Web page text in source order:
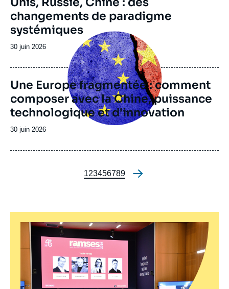
changements de paradigme
systémiques
Date
publication
30 juin 2026
Image
principale
Une Europe fragmentée : comment
composer avec la Chine, puissance
technologique et d'innovation
Date
publication
30 juin 2026
Pagination
Page
1Page
2Page
3Page
4Page
5Page
6Page
7Page
8Page
9